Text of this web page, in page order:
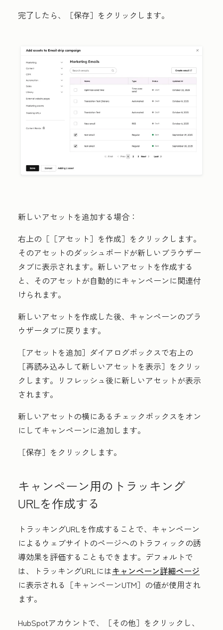
完了したら、［保存］ をクリックします。
新しいアセットを追加する場合：
右上の［［アセット］を作成］ をクリックします。
そのアセットのダッシュボードが新しいブラウザー
タブに表示されます。新しいアセットを作成する
と、そのアセットが自動的にキャンペーンに関連付
けられます。
新しいアセットを作成した後、 キャンペーンのブラ
ウザータブに戻ります。
［アセットを追加］ ダイアログボックスで右上の
［再読み込みして新しいアセットを表示］ をクリッ
クします。リフレッシュ後に新しいアセットが表示
されます。
新しいアセットの横にあるチェックボックスをオン
にしてキャンペーンに追加します。
［保存］ をクリックします。
キャンペーン用のトラッキング
URLを作成する
トラッキングURLを作成することで、キャンペーン
によるウェブサイトのページへのトラフィックの誘
導効果を評価することもできます。デフォルトで
は、トラッキングURLにはキャンペーン詳細ページ
に表示される［キャンペーンUTM］ の値が使用され
ます。
HubSpotアカウントで、
［その他］をクリックし、